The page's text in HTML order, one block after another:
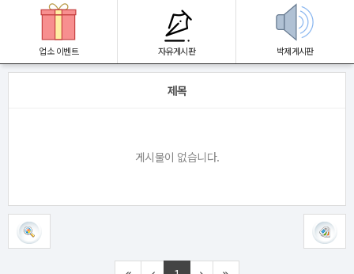
업소 이벤트 자유게시판 박제게시판
제목
게시물이 없습니다.